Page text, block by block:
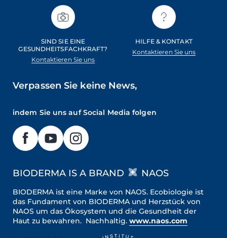
SIND SIE EINE
GESUNDHEITSFACHKRAFT?
Kontaktieren Sie uns
HILFE & KONTAKT
Kontaktieren Sie uns
Verpassen Sie keine News,
indem Sie uns auf Social Media folgen
BIODERMA IS A BRAND NAOS
BIODERMA ist eine Marke von NAOS. Ecobiologie ist
das Fundament von BIODERMA und Herzstück von
NAOS um das Ökosystem und die Gesundheit der
Haut zu bewahren. Nachhaltig. www.naos.com